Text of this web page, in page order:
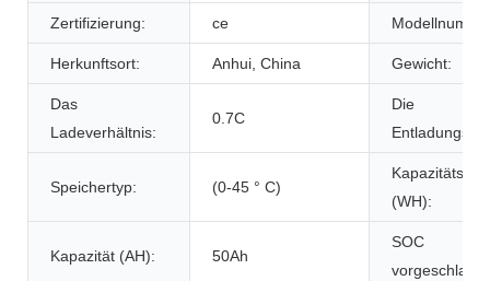
Zertifizierung: ce
Herkunftsort: Anhui, China Gewicht:
Das
Ladeverhältnis:
0.7C
Die
Speichertyp: (0-45 ° C)
(WH):
Kapazität (AH): 50Ah
SOC